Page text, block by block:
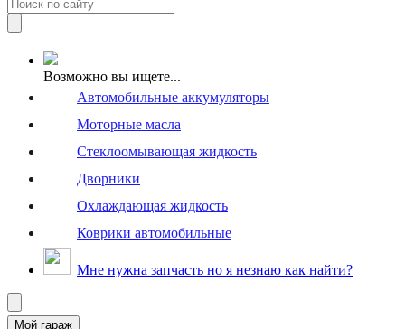
Возможно вы ищете...
Автомобильные аккумуляторы
Моторные масла
Стеклоомывающая жидкость
Дворники
Охлаждающая жидкость
Коврики автомобильные
Мне нужна запчасть но я незнаю как найти?